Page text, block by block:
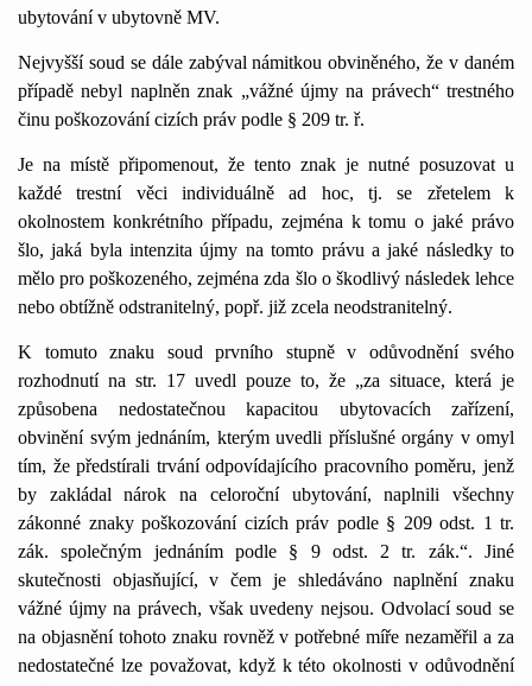
ubytování v ubytovně MV.
Nejvyšší soud se dále zabýval námitkou obviněného, že v daném
případě nebyl naplněn znak „vážné újmy na právech“ trestného
činu poškozování cizích práv podle § 209 tr. ř.
Je na místě připomenout, že tento znak je nutné posuzovat u
každé trestní věci individuálně ad hoc, tj. se zřetelem k
okolnostem konkrétního případu, zejména k tomu o jaké právo
šlo, jaká byla intenzita újmy na tomto právu a jaké následky to
mělo pro poškozeného, zejména zda šlo o škodlivý následek lehce
nebo obtížně odstranitelný, popř. již zcela neodstranitelný.
K tomuto znaku soud prvního stupně v odůvodnění svého
rozhodnutí na str. 17 uvedl pouze to, že „za situace, která je
způsobena nedostatečnou kapacitou ubytovacích zařízení,
obvinění svým jednáním, kterým uvedli příslušné orgány v omyl
tím, že předstírali trvání odpovídajícího pracovního poměru, jenž
by zakládal nárok na celoroční ubytování, naplnili všechny
zákonné znaky poškozování cizích práv podle § 209 odst. 1 tr.
zák. společným jednáním podle § 9 odst. 2 tr. zák.“. Jiné
skutečnosti objasňující, v čem je shledáváno naplnění znaku
vážné újmy na právech, však uvedeny nejsou. Odvolací soud se
na objasnění tohoto znaku rovněž v potřebné míře nezaměřil a za
nedostatečné lze považovat, když k této okolnosti v odůvodnění